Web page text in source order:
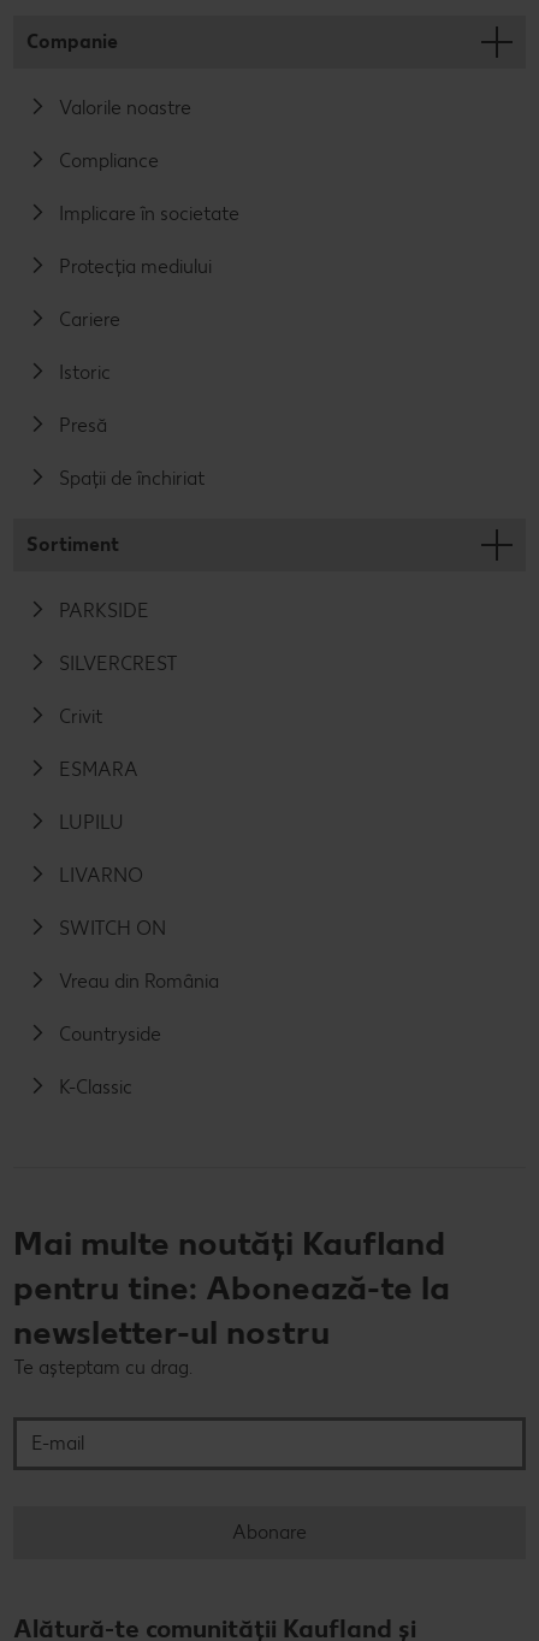
Companie
Valorile noastre
Compliance
Implicare în societate
Protecția mediului
Cariere
Istoric
Presă
Spații de închiriat
Sortiment
PARKSIDE
SILVERCREST
Crivit
ESMARA
LUPILU
LIVARNO
SWITCH ON
Vreau din România
Countryside
K-Classic
Mai multe noutăți Kaufland
pentru tine: Abonează-te la
newsletter-ul nostru
Te așteptam cu drag.
Abonare
Alătură-te comunității Kaufland și